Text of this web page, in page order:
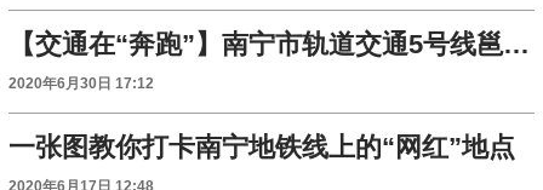
【交通在“奔跑”】南宁市轨道交通5号线邕宾立交站-降桥站-金桥客运站区间隧道双线顺利贯通
2020年6月30日 17:12
一张图教你打卡南宁地铁线上的“网红”地点
2020年6月17日 12:48